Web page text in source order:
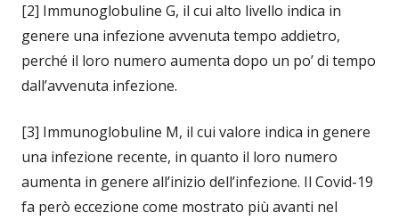
[2] Immunoglobuline G, il cui alto livello indica in
genere una infezione avvenuta tempo addietro,
perché il loro numero aumenta dopo un po’ di tempo
dall’avvenuta infezione.
[3] Immunoglobuline M, il cui valore indica in genere
una infezione recente, in quanto il loro numero
aumenta in genere all’inizio dell’infezione. Il Covid-19
fa però eccezione come mostrato più avanti nel